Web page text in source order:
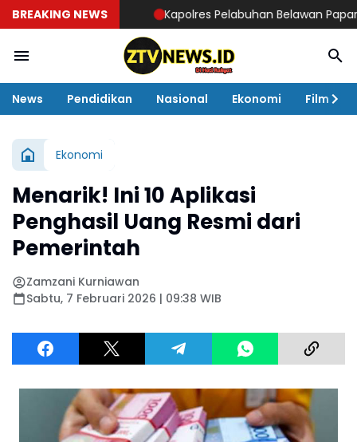
BREAKING NEWS Kapolres Pelabuhan Belawan Paparkan
News Pendidikan Nasional Ekonomi Film
Ekonomi
Menarik! Ini 10 Aplikasi
Penghasil Uang Resmi dari
Pemerintah
Zamzani Kurniawan
Sabtu, 7 Februari 2026 | 09:38 WIB